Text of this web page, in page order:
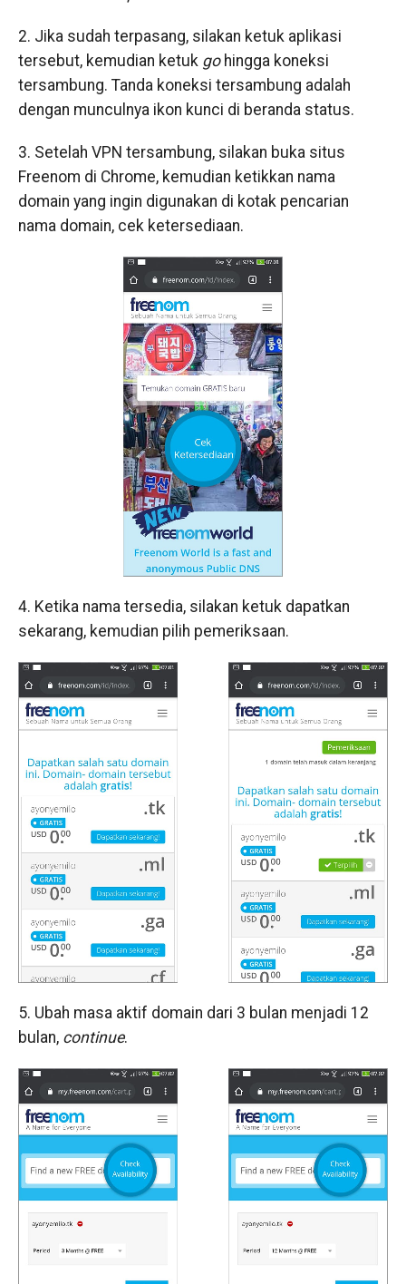
2. Jika sudah terpasang, silakan ketuk aplikasi
tersebut, kemudian ketuk gohingga koneksi
tersambung. Tanda koneksi tersambung adalah
dengan munculnya ikon kunci di beranda status.
3. Setelah VPN tersambung, silakan buka situs
Freenom di Chrome, kemudian ketikkan nama
domain yang ingin digunakan di kotak pencarian
nama domain, cek ketersediaan.
4. Ketika nama tersedia, silakan ketuk dapatkan
sekarang, kemudian pilih pemeriksaan.
5. Ubah masa aktif domain dari 3 bulan menjadi 12
bulan, continue.